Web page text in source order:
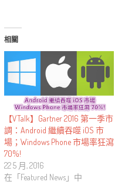
相關
【VTalk】Gartner 2016 第一季市
調：Android 繼續吞噬 iOS 市
場；Windows Phone 市場率狂瀉
70%!
22 5 月, 2016
在「Featured News」中